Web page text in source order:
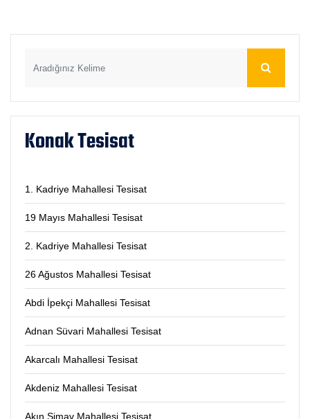
Konak Tesisat
1. Kadriye Mahallesi Tesisat
19 Mayıs Mahallesi Tesisat
2. Kadriye Mahallesi Tesisat
26 Ağustos Mahallesi Tesisat
Abdi İpekçi Mahallesi Tesisat
Adnan Süvari Mahallesi Tesisat
Akarcalı Mahallesi Tesisat
Akdeniz Mahallesi Tesisat
Akın Simav Mahallesi Tesisat